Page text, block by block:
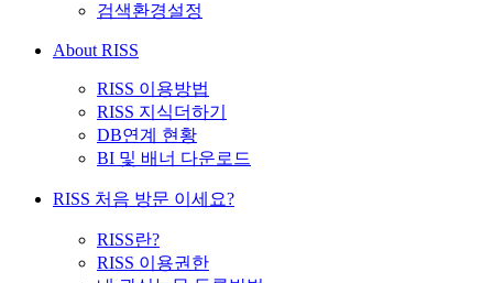
검색환경설정
About RISS
RISS 이용방법
RISS 지식더하기
DB연계 현황
BI 및 배너 다운로드
RISS 처음 방문 이세요?
RISS란?
RISS 이용권한